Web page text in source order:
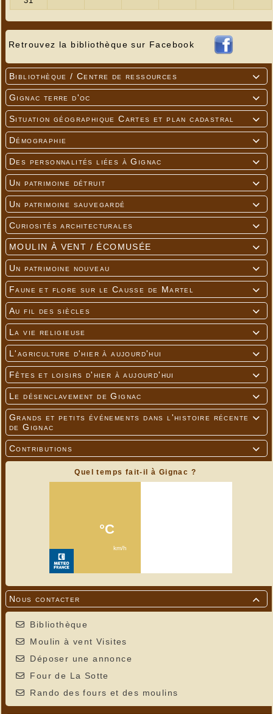
Retrouvez la bibliothèque sur Facebook

Bibliothèque / Centre de ressources

Gignac terre d'oc

Situation géographique Cartes et plan cadastral

Démographie

Des personnalités liées à Gignac

Un patrimoine détruit

Un patrimoine sauvegardé

Curiosités architecturales

MOULIN À VENT / ÉCOMUSÉE

Un patrimoine nouveau

Faune et flore sur le Causse de Martel

Au fil des siècles

La vie religieuse

L'agriculture d'hier à aujourd'hui

Fêtes et loisirs d'hier à aujourd'hui

Le désenclavement de Gignac

Grands et petits événements dans l'histoire récente
de Gignac

Contributions
Quel temps fait-il à Gignac ?

Nous contacter
Bibliothèque
Moulin à vent Visites
Déposer une annonce
Four de La Sotte
Rando des fours et des moulins
Tarifs :
Entrée adulte : 6€
Titulaire de la carte de soutien : 4€
(toutes les
infos sur la carte de soutien à CinéLot )
Pass Culture (sous conditions d'éligibilité) : 6
places pour 18€